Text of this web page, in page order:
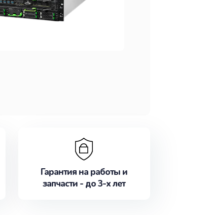
Гарантия на работы и
запчасти - до 3-х лет